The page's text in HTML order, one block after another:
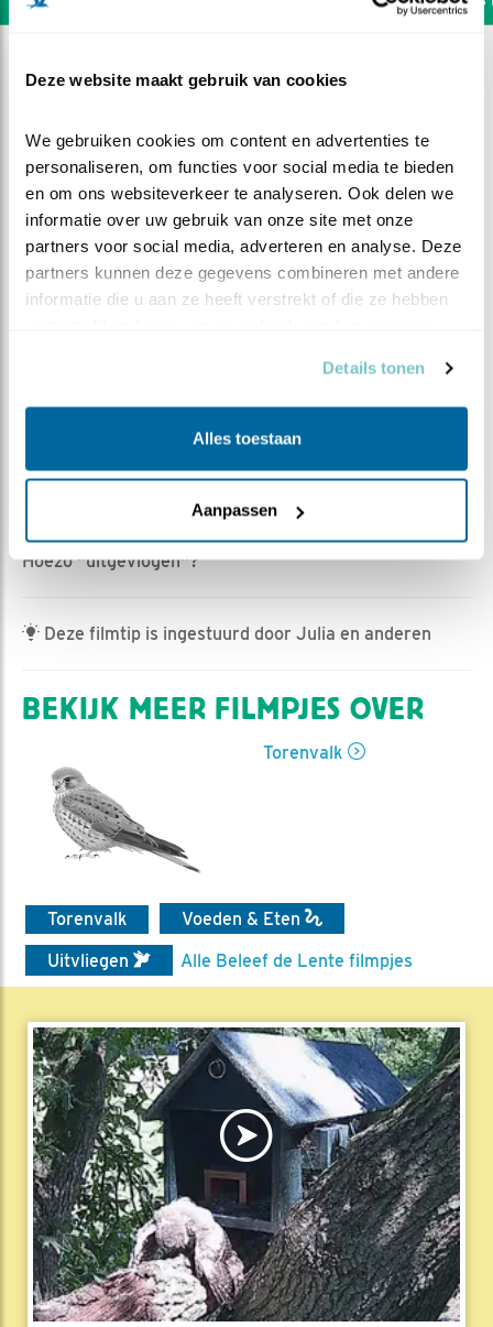
Deze website maakt gebruik van cookies
We gebruiken cookies om content en advertenties te
personaliseren, om functies voor social media te bieden
en om ons websiteverkeer te analyseren. Ook delen we
informatie over uw gebruik van onze site met onze
partners voor social media, adverteren en analyse. Deze
partners kunnen deze gegevens combineren met andere
informatie die u aan ze heeft verstrekt of die ze hebben
Details tonen
Alles toestaan
Aanpassen
Bewaar dit filmpje|
290x
Hoezo "uitgevlogen"?
Deze filmtip is ingestuurd door Julia en anderen
BEKIJK MEER FILMPJES OVER
Torenvalk
Torenvalk
Voeden & Eten
Uitvliegen
Alle Beleef de Lente filmpjes